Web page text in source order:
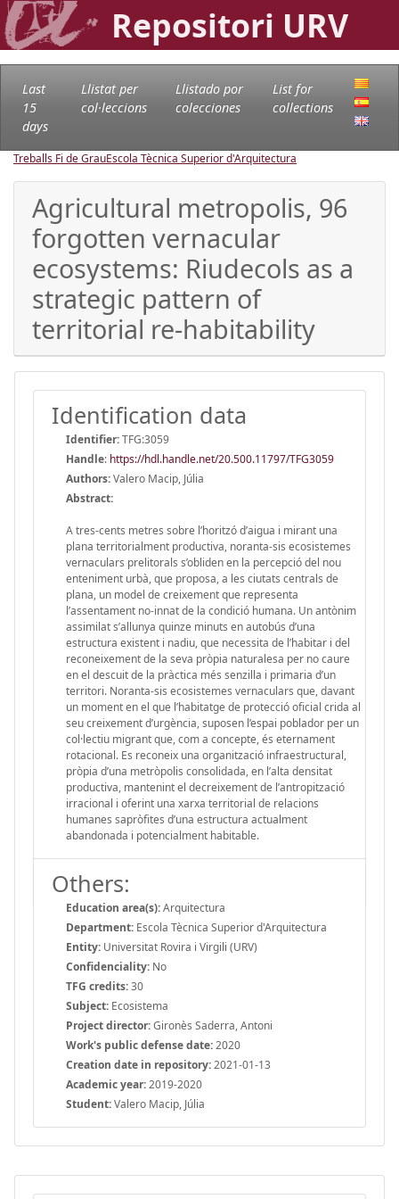
Repositori URV
Last
15
days
Llistat per
col·leccions
Llistado por
colecciones
List for
collections
Treballs Fi de GrauEscola Tècnica Superior d'Arquitectura
Agricultural metropolis, 96
forgotten vernacular
ecosystems: Riudecols as a
strategic pattern of
territorial re-habitability
Identification data
Identifier:TFG:3059
Handle: https://hdl.handle.net/20.500.11797/TFG3059
Authors:Valero Macip, Júlia
Abstract:
A tres-cents metres sobre l’horitzó d’aigua i mirant una
plana territorialment productiva, noranta-sis ecosistemes
vernaculars prelitorals s’obliden en la percepció del nou
enteniment urbà, que proposa, a les ciutats centrals de
plana, un model de creixement que representa
l’assentament no-innat de la condició humana. Un antònim
assimilat s’allunya quinze minuts en autobús d’una
estructura existent i nadiu, que necessita de l’habitar i del
reconeixement de la seva pròpia naturalesa per no caure
en el descuit de la pràctica més senzilla i primaria d’un
territori. Noranta-sis ecosistemes vernaculars que, davant
un moment en el que l’habitatge de protecció oficial crida al
seu creixement d’urgència, suposen l’espai poblador per un
col·lectiu migrant que, com a concepte, és eternament
rotacional. Es reconeix una organització infraestructural,
pròpia d’una metròpolis consolidada, en l’alta densitat
productiva, mantenint el decreixement de l’antropització
irracional i oferint una xarxa territorial de relacions
humanes sapròfites d’una estructura actualment
abandonada i potencialment habitable.
Others:
Education area(s):Arquitectura
Department: Escola Tècnica Superior d'Arquitectura
Entity: Universitat Rovira i Virgili (URV)
Confidenciality: No
TFG credits:30
Subject: Ecosistema
Project director:Gironès Saderra, Antoni
Work's public defense date:2020
Creation date in repository:2021-01-13
Academic year:2019-2020
Student:Valero Macip, Júlia